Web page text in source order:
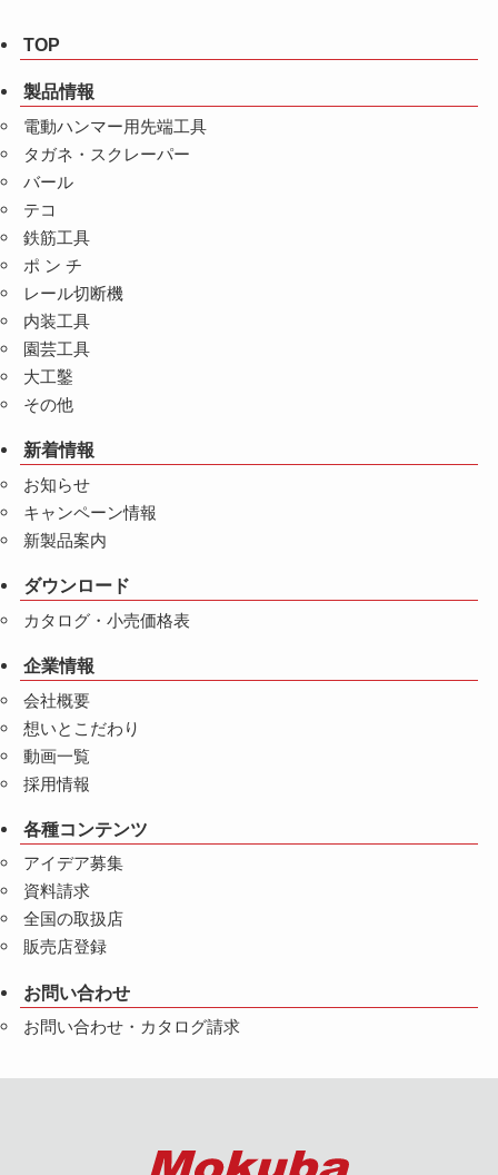
TOP
製品情報
電動ハンマー用先端工具
タガネ・スクレーパー
バール
テコ
鉄筋工具
ポ ン チ
レール切断機
内装工具
園芸工具
大工鑿
その他
新着情報
お知らせ
キャンペーン情報
新製品案内
ダウンロード
カタログ・小売価格表
企業情報
会社概要
想いとこだわり
動画一覧
採用情報
各種コンテンツ
アイデア募集
資料請求
全国の取扱店
販売店登録
お問い合わせ
お問い合わせ・カタログ請求